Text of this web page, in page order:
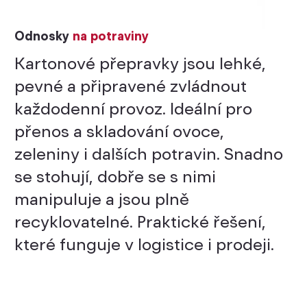
Odnosky na potraviny
Kartonové přepravky jsou lehké,
pevné a připravené zvládnout
každodenní provoz. Ideální pro
přenos a skladování ovoce,
zeleniny i dalších potravin. Snadno
se stohují, dobře se s nimi
manipuluje a jsou plně
recyklovatelné. Praktické řešení,
které funguje v logistice i prodeji.